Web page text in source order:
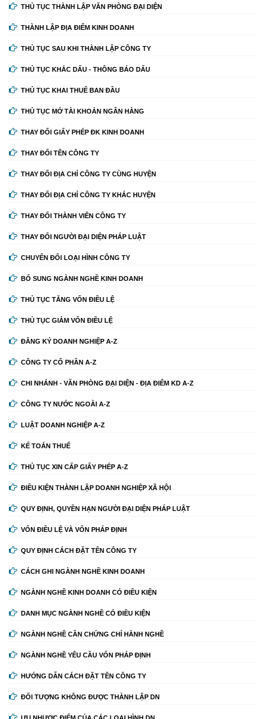
THỦ TỤC THÀNH LẬP VĂN PHÒNG ĐẠI DIỆN
THÀNH LẬP ĐỊA ĐIỂM KINH DOANH
THỦ TỤC SAU KHI THÀNH LẬP CÔNG TY
THỦ TỤC KHẮC DẤU - THÔNG BÁO DẤU
THỦ TỤC KHAI THUẾ BAN ĐẦU
THỦ TỤC MỞ TÀI KHOẢN NGÂN HÀNG
THAY ĐỔI GIẤY PHÉP ĐK KINH DOANH
THAY ĐỔI TÊN CÔNG TY
THAY ĐỔI ĐỊA CHỈ CÔNG TY CÙNG HUYỆN
THAY ĐỔI ĐỊA CHỈ CÔNG TY KHÁC HUYỆN
THAY ĐỔI THÀNH VIÊN CÔNG TY
THAY ĐỔI NGƯỜI ĐẠI DIỆN PHÁP LUẬT
CHUYỂN ĐỔI LOẠI HÌNH CÔNG TY
BỔ SUNG NGÀNH NGHỀ KINH DOANH
THỦ TỤC TĂNG VỐN ĐIỀU LỆ
THỦ TỤC GIẢM VỐN ĐIỀU LỆ
ĐĂNG KÝ DOANH NGHIỆP A-Z
CÔNG TY CỔ PHẦN A-Z
CHI NHÁNH - VĂN PHÒNG ĐẠI DIỆN - ĐỊA ĐIỂM KD A-Z
CÔNG TY NƯỚC NGOÀI A-Z
LUẬT DOANH NGHIỆP A-Z
KẾ TOÁN THUẾ
THỦ TỤC XIN CẤP GIẤY PHÉP A-Z
ĐIỀU KIỆN THÀNH LẬP DOANH NGHIỆP XÃ HỘI
QUY ĐỊNH, QUYỀN HẠN NGƯỜI ĐẠI DIỆN PHÁP LUẬT
VỐN ĐIỀU LỆ VÀ VỐN PHÁP ĐỊNH
QUY ĐỊNH CÁCH ĐẶT TÊN CÔNG TY
CÁCH GHI NGÀNH NGHỀ KINH DOANH
NGÀNH NGHỀ KINH DOANH CÓ ĐIỀU KIỆN
DANH MỤC NGÀNH NGHỀ CÓ ĐIỀU KIỆN
NGÀNH NGHỀ CẦN CHỨNG CHỈ HÀNH NGHỀ
NGÀNH NGHỀ YÊU CẦU VỐN PHÁP ĐỊNH
HƯỚNG DẪN CÁCH ĐẶT TÊN CÔNG TY
ĐỐI TƯỢNG KHÔNG ĐƯỢC THÀNH LẬP DN